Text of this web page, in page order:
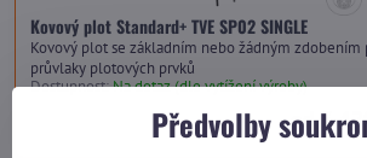
Kovový plot Standard+ TVE SP02 SINGLE
Kovový plot se základním nebo žádným
průvlaky plotových prvků
Dostupnost:Na dotaz (dle vytížení výroby)
od 3
Předvolby